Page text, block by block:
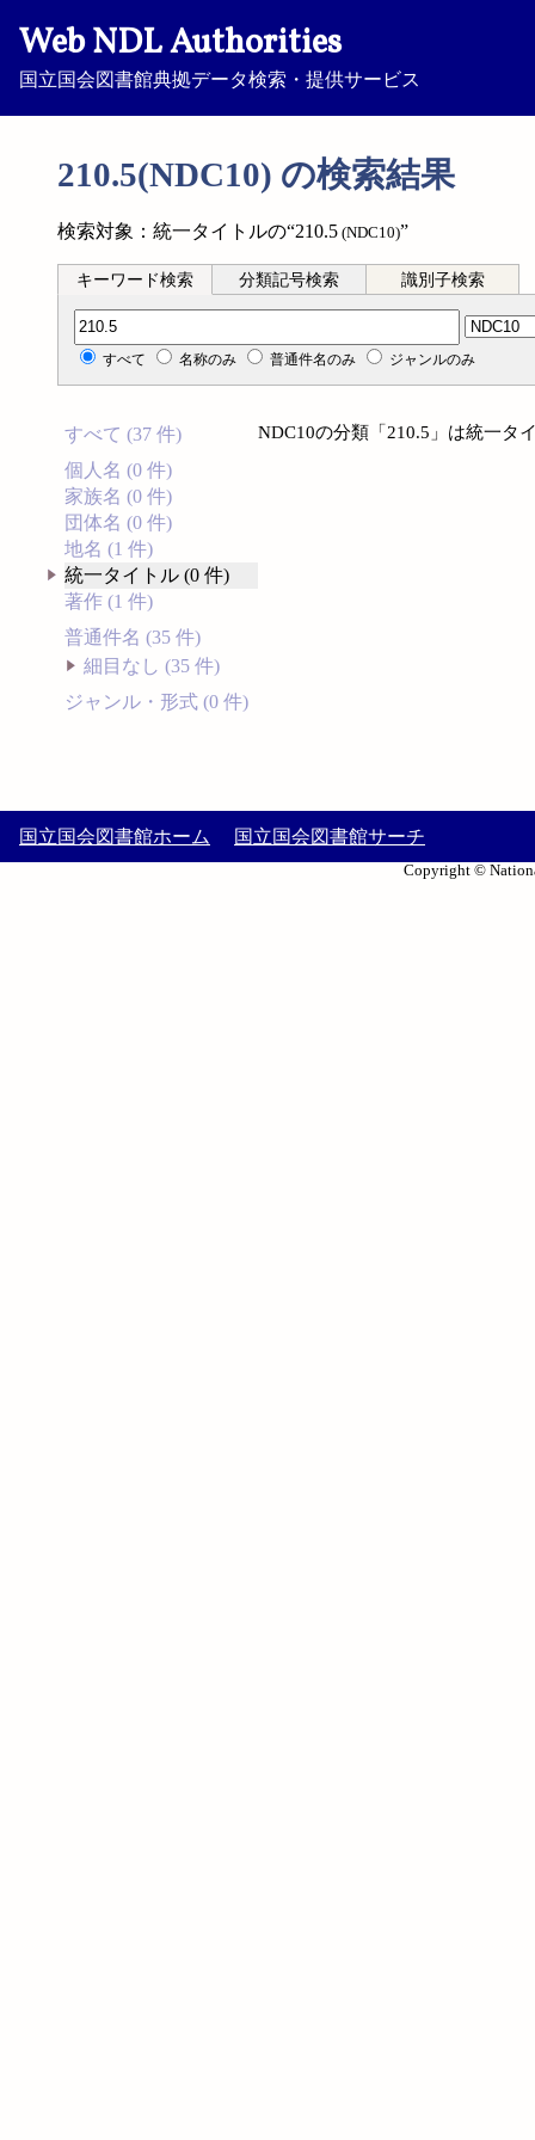
Web NDL Authorities
国立国会図書館典拠データ検索・提供サービス
210.5(NDC10) の検索結果
検索対象：統一タイトルの“210.5 (NDC10)”
キーワード検索 分類記号検索 識別子検索
分類記号検索
すべて 名称のみ 普通件名のみ ジャンルのみ
すべて (37 件)
個人名 (0 件)
家族名 (0 件)
団体名 (0 件)
地名 (1 件)
統一タイトル (0 件)
著作 (1 件)
普通件名 (35 件)
細目なし (35 件)
ジャンル・形式 (0 件)
NDC10の分類「210.5」は統一タ
国立国会図書館ホーム 国立国会図書館サーチ
Copyright ©